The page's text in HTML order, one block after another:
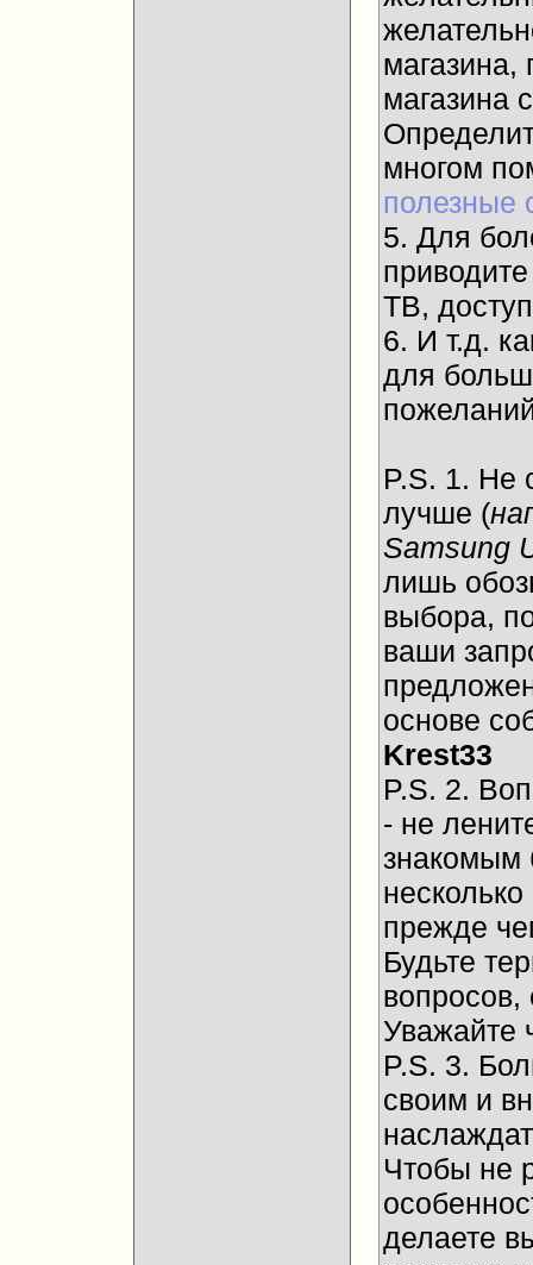
магазина,
магазина
многом
полезные
5. Для
ТВ,
6. И т.д.
для
P.S. 1. Не
лучше (
Samsung
лишь
выбора,
ваши
основе
Krest33
P.S. 2.
- не
знакомым
прежде
Будьте
вопросов,
Уважайте
P.S. 3.
своим и
Чтобы не
делаете